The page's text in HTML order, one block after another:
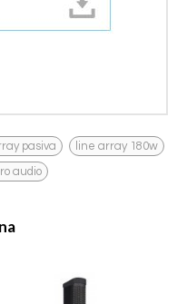
pasiva , line array 180w ,
audio